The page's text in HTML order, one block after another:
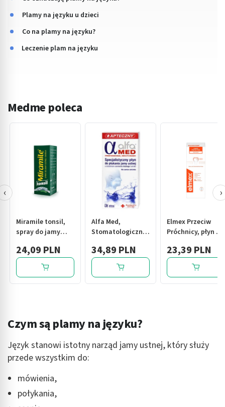
Plamy na języku u dzieci
Co na plamy na języku?
Leczenie plam na języku
Medme poleca
Miramile tonsil,
spray do jamy
ml
24,09 PLN
Alfa Med,
Stomatologiczny
jamy ustnej dla
osób szczególnie
wymagających,
200ml
34,89 PLN
Elmex Przeciw
Próchnicy, płyn do
ustnej bez
alkoholu, 400 ml
23,39 PLN
‹ ›
Czym są plamy na języku?
Język stanowi istotny narząd jamy ustnej, który służy
przede wszystkim do:
mówienia,
połykania,